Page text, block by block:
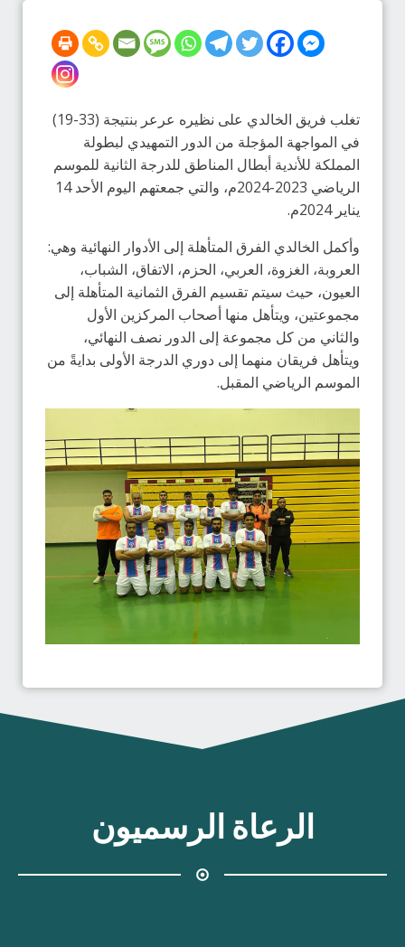
تغلب فريق الخالدي على نظيره عرعر بنتيجة (33-19)
في المواجهة المؤجلة من الدور التمهيدي لبطولة
المملكة للأندية أبطال المناطق للدرجة الثانية للموسم
الرياضي 2023-2024م، والتي جمعتهم اليوم الأحد 14
يناير 2024م.
وأكمل الخالدي الفرق المتأهلة إلى الأدوار النهائية وهي:
العروبة، الغزوة، العربي، الحزم، الاتفاق، الشباب،
العيون، حيث سيتم تقسيم الفرق الثمانية المتأهلة إلى
مجموعتين، ويتأهل منها أصحاب المركزين الأول
والثاني من كل مجموعة إلى الدور نصف النهائي،
ويتأهل فريقان منهما إلى دوري الدرجة الأولى بدايةً من
الموسم الرياضي المقبل.
الرعاة الرسميون